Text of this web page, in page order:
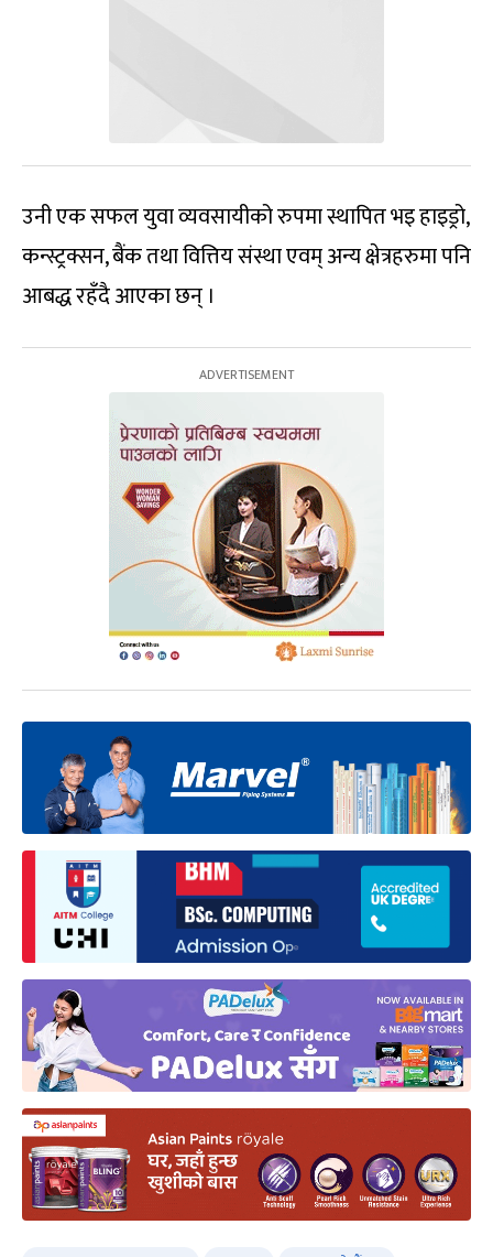
उनी एक सफल युवा व्यवसायीको रुपमा स्थापित भइ हाइड्रो,
कन्स्ट्रक्सन, बैंक तथा वित्तिय संस्था एवम् अन्य क्षेत्रहरुमा पनि
आबद्ध रहँदै आएका छन् ।